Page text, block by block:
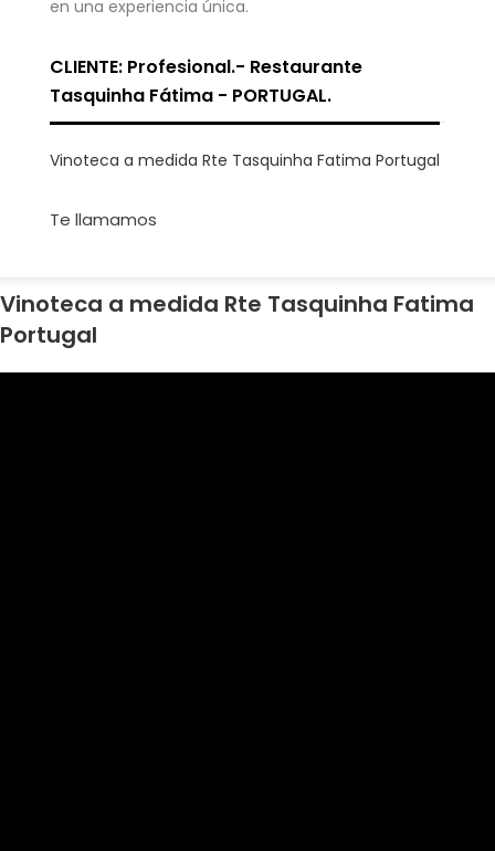
Vinoteca a medida Rte Tasquinha Fatima
Portugal
en una experiencia única.
CLIENTE: Profesional.- Restaurante
Tasquinha Fátima - PORTUGAL.
Vinoteca a medida Rte Tasquinha Fatima Portugal
Te llamamos